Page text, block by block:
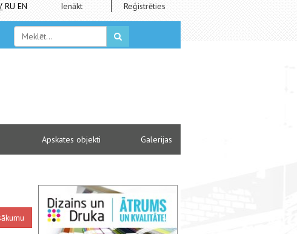
RU EN Ienākt Reģistrēties
Apskates objekti Galerijas